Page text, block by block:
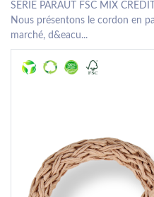
SERIE PARAUT FSC MIX CREDIT
Nous présentons le cordon en
marché, d&eacu...